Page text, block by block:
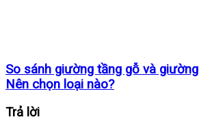
So sánh giường tầng gỗ và
Nên chọn loại nào?
Trả lời